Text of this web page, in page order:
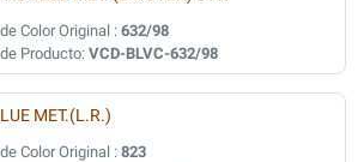
Color Original : 632/98
Producto: VCD-BLVC-632/98
MET.(L.R.)
Color Original : 823